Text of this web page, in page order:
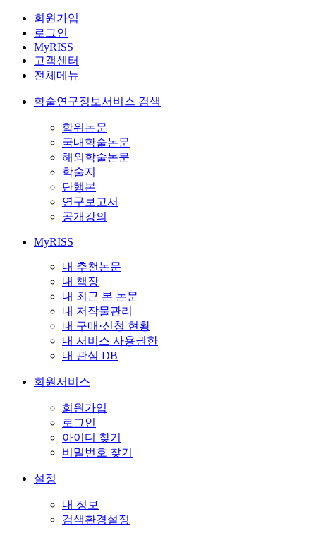
회원가입
로그인
MyRISS
고객센터
전체메뉴
학술연구정보서비스 검색
학위논문
국내학술논문
해외학술논문
학술지
단행본
연구보고서
공개강의
MyRISS
내 추천논문
내 책장
내 최근 본 논문
내 저작물관리
내 구매·신청 현황
내 서비스 사용권한
내 관심 DB
회원서비스
회원가입
로그인
아이디 찾기
비밀번호 찾기
설정
내 정보
검색환경설정